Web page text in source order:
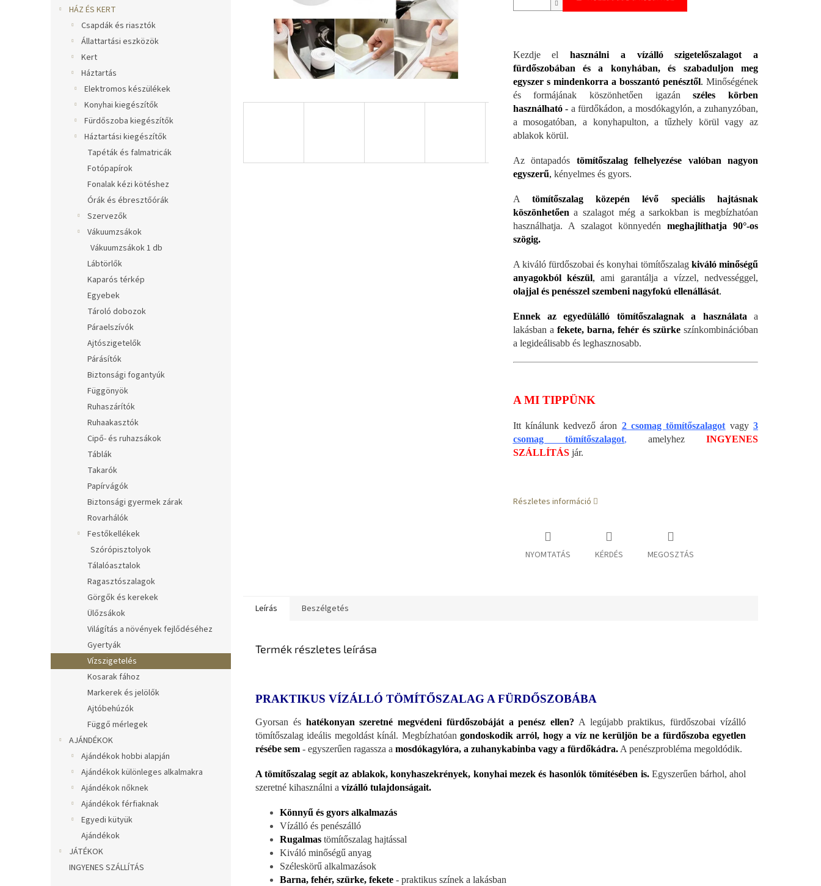
HÁZ ÉS KERT
Csapdák és riasztók
Állattartási eszközök
Kert
Háztartás
Elektromos készülékek
Konyhai kiegészítők
Fürdőszoba kiegészítők
Háztartási kiegészítők
Tapéták és falmatricák
Fotópapírok
Fonalak kézi kötéshez
Órák és ébresztőórák
Szervezők
Vákuumzsákok
Vákuumzsákok 1 db
Lábtörlők
Kaparós térkép
Egyebek
Tároló dobozok
Páraelszívók
Ajtószigetelők
Párásítók
Biztonsági fogantyúk
Függönyök
Ruhaszárítók
Ruhaakasztók
Cipő- és ruhazsákok
Táblák
Takarók
Papírvágók
Biztonsági gyermek zárak
Rovarhálók
Festőkellékek
Szórópisztolyok
Tálalóasztalok
Ragasztószalagok
Görgők és kerekek
Ülőzsákok
Világítás a növények fejlődéséhez
Gyertyák
Vízszigetelés
Kosarak fához
Markerek és jelölők
Ajtóbehúzók
Függő mérlegek
AJÁNDÉKOK
Ajándékok hobbi alapján
Ajándékok különleges alkalmakra
Ajándékok nőknek
Ajándékok férfiaknak
Egyedi kütyük
Ajándékok
JÁTÉKOK
INGYENES SZÁLLÍTÁS
Kezdje el használni a vízálló szigetelőszalagot a
fürdőszobában és a konyhában, és szabaduljon meg
egyszer s mindenkorra a bosszantó penésztől. Minőségének
és formájának köszönhetően igazánszéles körben
használható- a fürdőkádon, a mosdókagylón, a zuhanyzóban,
a mosogatóban, a konyhapulton, a tűzhely körül vagy az
ablakok körül.
Az öntapadós tömítőszalag felhelyezése valóban nagyon
egyszerű, kényelmes és gyors.
A tömítőszalag közepén lévő speciális hajtásnak
köszönhetőena szalagot még a sarkokban is megbízhatóan
használhatja. A szalagot könnyedén meghajlíthatja 90°-os
szögig.
A kiváló fürdőszobai és konyhai tömítőszalag kiváló minőségű
anyagokból készül, ami garantálja a vízzel, nedvességgel,
olajjal és penésszel szembeni nagyfokú ellenállását.
Ennek az egyedülálló tömítőszalagnak a használataa
lakásban a fekete, barna, fehér és szürke színkombinációban
a legideálisabb és leghasznosabb.
A MI TIPPÜNK
Itt kínálunk kedvező áron 2 csomag tömítőszalagotvagy 3
csomag tömítőszalagot, amelyhezINGYENES
SZÁLLÍTÁSjár.
Részletes információ
NYOMTATÁS KÉRDÉS MEGOSZTÁS
Leírás Beszélgetés
Termék részletes leírása
PRAKTIKUS VÍZÁLLÓ TÖMÍTŐSZALAG A FÜRDŐSZOBÁBA
Gyorsan és hatékonyan szeretné megvédeni fürdőszobáját a penész ellen? A legújabb praktikus, fürdőszobai vízálló
tömítőszalag ideális megoldást kínál. Megbízhatóan gondoskodik arról, hogy a víz ne kerüljön be a fürdőszoba egyetlen
résébe sem - egyszerűen ragassza a mosdókagylóra, a zuhanykabinba vagy a fürdőkádra. A penészprobléma megoldódik.
A tömítőszalag segít az ablakok, konyhaszekrények, konyhai mezek és hasonlók tömítésében is.Egyszerűen bárhol, ahol
szeretné kihasználni a vízálló tulajdonságait.
Könnyű és gyors alkalmazás
Vízálló és penészálló
Rugalmas tömítőszalag hajtással
Kiváló minőségű anyag
Széleskörű alkalmazások
Barna, fehér, szürke, fekete - praktikus színek a lakásban